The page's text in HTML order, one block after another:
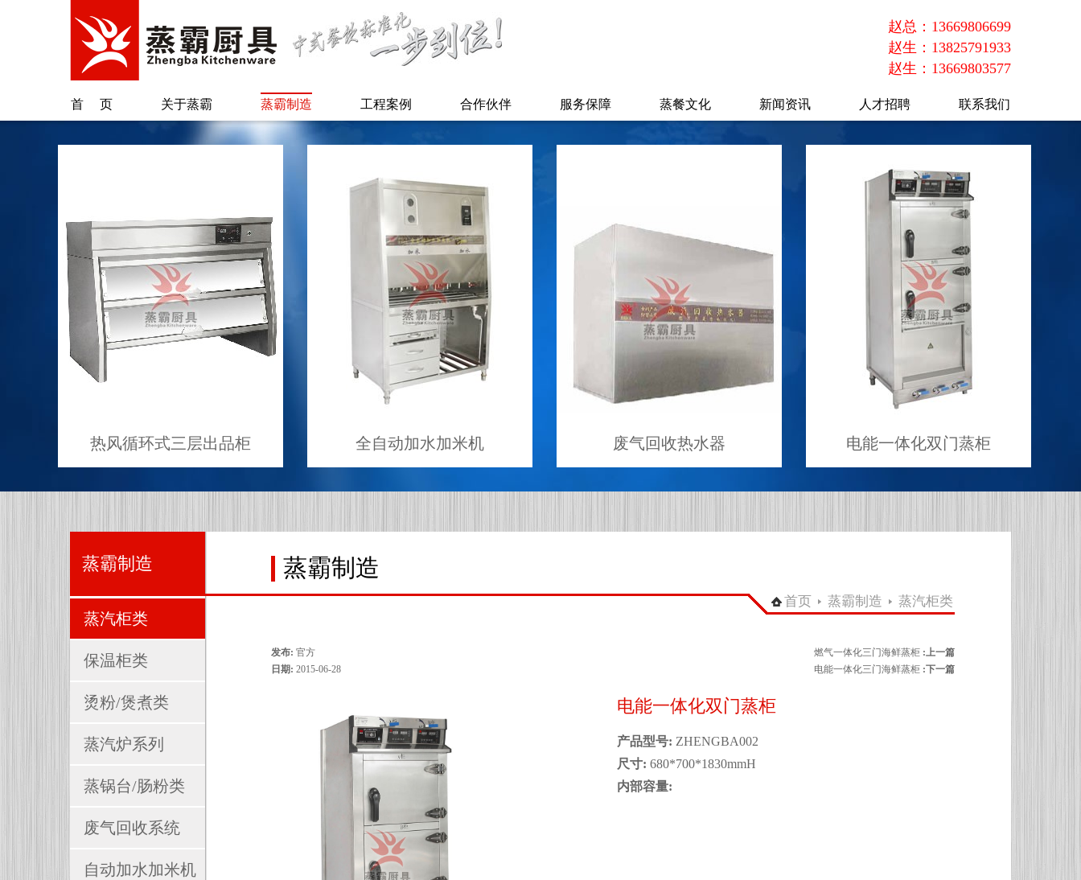
赵总：13669806699
赵生：13825791933
赵生：13669803577
首页 关于蒸霸 蒸霸制造 工程案例 合作伙伴 服务保障 蒸餐文化 新闻资讯 人才招聘 联系我们
专利证书 蒸汽炉系列
蒸锅台/肠粉类
废气回收系统
自动加水加米
配套系列
风循环式三层出品柜 全自动加水加米机 废气回收热水器 电能一体化双门蒸柜 热风循环式
蒸霸制造
蒸汽柜类
保温柜类
烫粉/煲煮类
蒸汽炉系列
蒸锅台/肠粉类
废气回收系统
自动加水加米机
蒸霸制造
首页 蒸霸制造 蒸汽柜类
:上一篇
:下一篇
燃气一体化三门海鲜蒸柜
电能一体化三门海鲜蒸柜
发布: 官方
日期: 2015-06-28
电能一体化双门蒸柜
产品型号: ZHENGBA002
尺寸: 680*700*1830mmH
内部容量: